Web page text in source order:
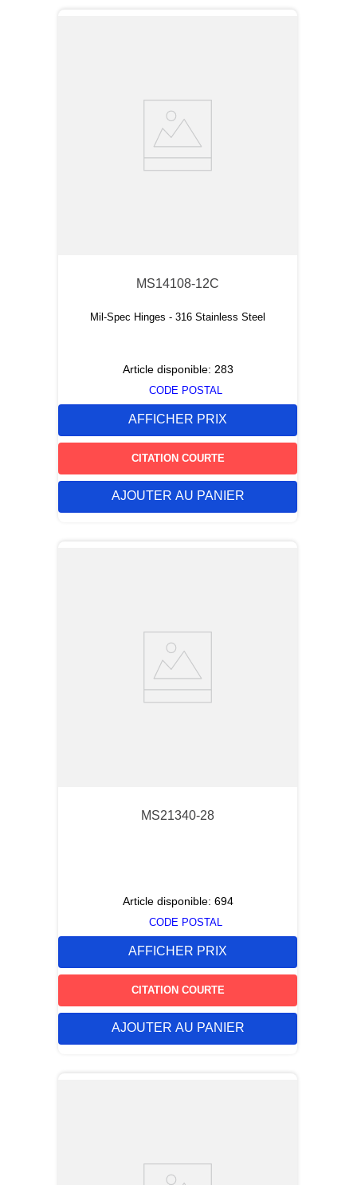
MS14108-12C
Mil-Spec Hinges - 316 Stainless Steel
Article disponible: 283
CODE POSTAL
AFFICHER PRIX
CITATION COURTE
AJOUTER AU PANIER
MS21340-28
Article disponible: 694
CODE POSTAL
AFFICHER PRIX
CITATION COURTE
AJOUTER AU PANIER